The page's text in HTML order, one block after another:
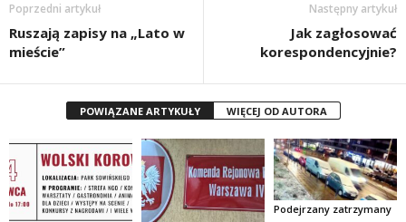
Poprzedni artykuł
Ruszają zapisy na „Lato w
mieście”
Następny artykuł
Jak zagłosować
korespondencyjnie?
POWIĄZANE ARTYKUŁY WIĘCEJ OD AUTORA
Podejrzany zatrzymany